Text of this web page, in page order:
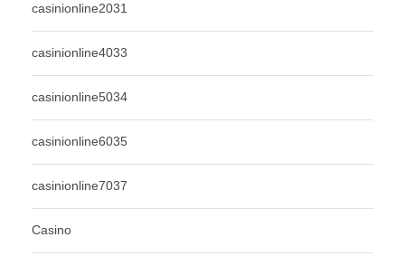
casinionline2031
casinionline4033
casinionline5034
casinionline6035
casinionline7037
Casino